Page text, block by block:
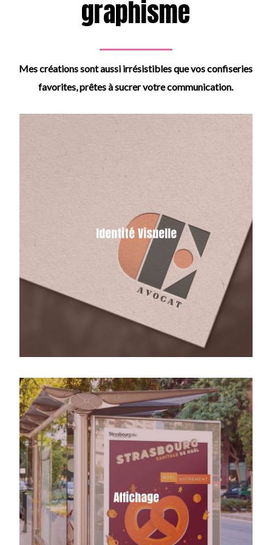
graphisme
Mes créations sont aussi irrésistibles que vos confiseries
favorites, prêtes à sucrer votre communication.
Identité Visuelle
est bien plus qu’une simple question
d’esthétique, c’est une composante
essentielle de la communication et un
puissant outil pour créer une
impression durable et mémorable.
Affichage
Je conçois des campagnes d’affichages
impactantes afin de promouvoir un
produit, un service, une marque ou un
événement. Les affiches physiques ou
numériques revêtent une grande
importance dans le domaine du